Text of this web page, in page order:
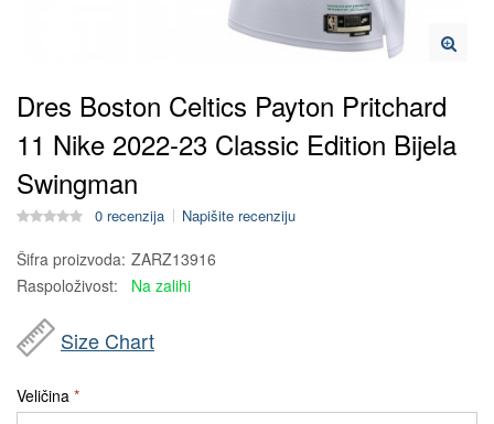
Dres Boston Celtics Payton Pritchard
11 Nike 2022-23 Classic Edition Bijela
Swingman
0 recenzija Napišite recenziju
Šifra proizvoda: ZARZ13916
Raspoloživost:
Na zalihi
Size Chart
Veličina